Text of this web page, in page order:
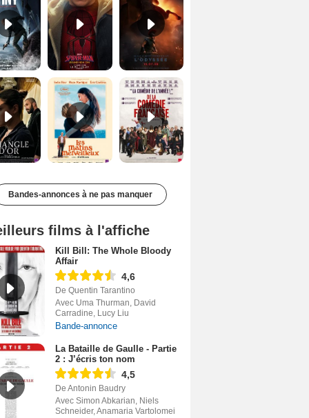
Le Triangle d'or Bande-annonce VF De la Comédie-Française Teaser VF
Bandes-annonces à ne pas manquer
films à l'affiche
Kill Bill: The Whole Bloody
Affair
4,6
De Quentin Tarantino
Avec Uma Thurman, David
Carradine, Lucy Liu
Bande-annonce
La Bataille de Gaulle - Partie
2 : J’écris ton nom
4,5
De Antonin Baudry
Avec Simon Abkarian, Niels
Schneider, Anamaria Vartolomei